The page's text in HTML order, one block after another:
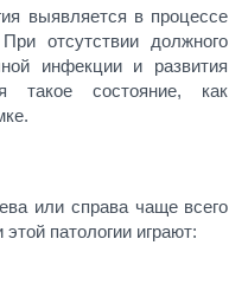
выявляется в процессе
отсутствии должного
инфекции и развития
такое состояние, как
или справа чаще всего
патологии играют: